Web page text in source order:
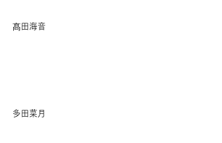
髙田海音
多田菜月